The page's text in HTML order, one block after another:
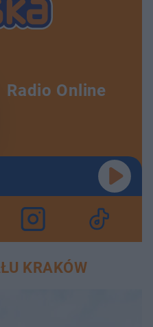
Radio Online
KRAKÓW